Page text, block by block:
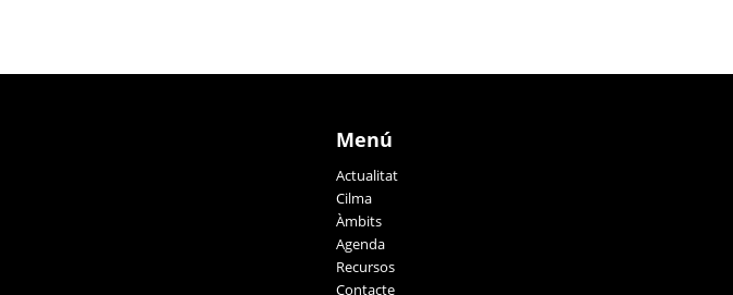
Menú
Actualitat
Cilma
Àmbits
Agenda
Recursos
Contacte